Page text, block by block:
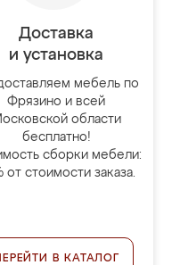
Доставка
и установка
мебель по
Фрязино и всей
области
бесплатно!
сборки мебели:
от стоимости заказа.
В КАТАЛОГ